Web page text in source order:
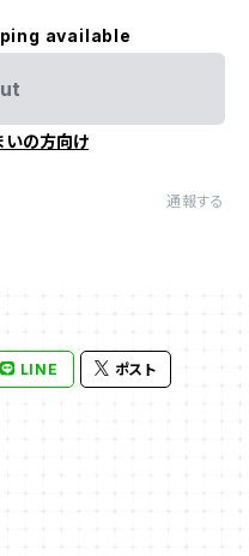
available
いの方向け
通報する
LINE ポスト